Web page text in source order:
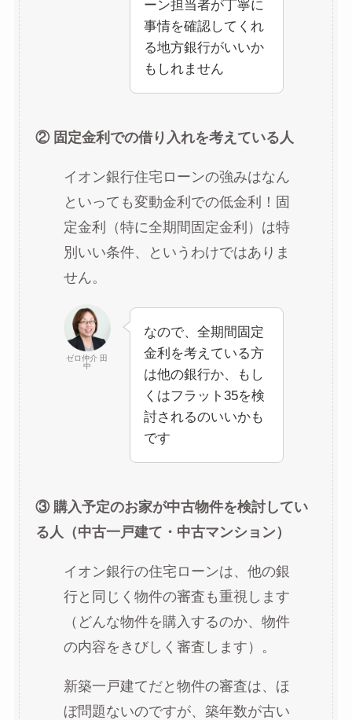
ーン担当者が丁寧に
事情を確認してくれ
る地方銀行がいいか
もしれません
② 固定金利での借り入れを考えている人
イオン銀行住宅ローンの強みはなん
といっても変動金利での低金利！固
定金利（特に全期間固定金利）は特
別いい条件、というわけではありま
せん。
ゼロ仲介 田
中
なので、全期間固定
金利を考えている方
は他の銀行か、もし
くはフラット35を検
討されるのいいかも
です
③ 購入予定のお家が中古物件を検討してい
る人（中古一戸建て・中古マンション）
イオン銀行の住宅ローンは、他の銀
行と同じく物件の審査も重視します
（どんな物件を購入するのか、物件
の内容をきびしく審査します）。
新築一戸建てだと物件の審査は、ほ
ぼ問題ないのですが、築年数が古い